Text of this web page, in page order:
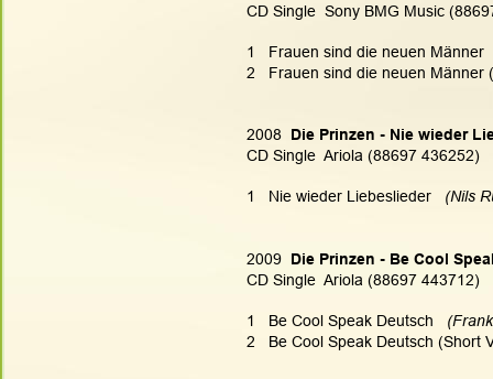
CD Single  Sony BMG Music
1   Frauen sind die neuen Männer
2   Frauen sind die neuen
2008 Die Prinzen - Nie wieder
CD Single  Ariola (88697 436252)
1   Nie wieder Liebeslieder
(Nils
2009 Die Prinzen - Be Cool
CD Single  Ariola (88697 443712)
1   Be Cool Speak Deutsch
2   Be Cool Speak Deutsch (Short